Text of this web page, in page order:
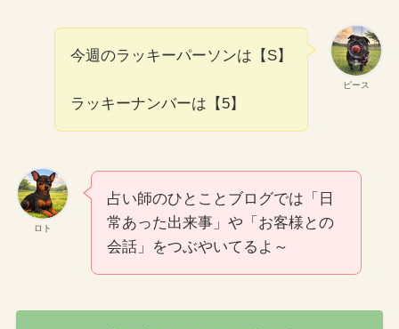
ピース
今週のラッキーパーソンは【S】
ラッキーナンバーは【5】
ロト
占い師のひとことブログでは「日
常あった出来事」や「お客様との
会話」をつぶやいてるよ～